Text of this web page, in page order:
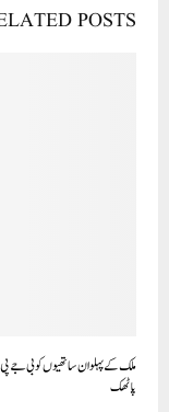
POSTS
ملک کے پہلوان ساتھیوں کو بی جے
پاٹھک